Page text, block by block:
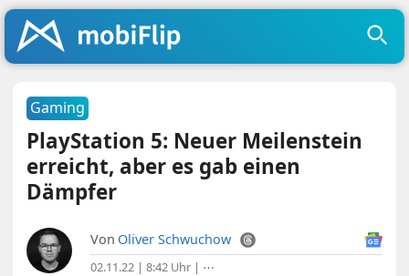
Gaming
PlayStation 5: Neuer Meilenstein
erreicht, aber es gab einen
Dämpfer
Von Oliver Schwuchow
02.11.22 | 8:42 Uhr | ⋯